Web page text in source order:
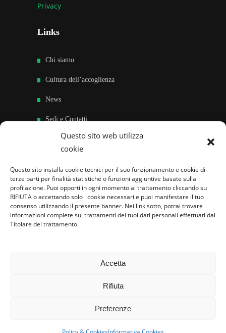
Questo sito web utilizza
cookie
Questo sito installa cookie tecnici per il suo funzionamento e cookie di
terze parti per finalità statistiche o funzioni aggiuntive basate sulla
profilazione. Puoi opporti in ogni momento al trattamento cliccando su
RIFIUTA o accettando solo i cookie necessari e puoi manifestare il tuo
consenso utilizzando il presente banner. Nei link sotto, potrai trovare
informazioni complete sui trattamenti dei tuoi dati personali effettuati dal
Titolare del trattamento
Accetta
Rifiuta
Preferenze
Privacy
Links
Chi siamo
Cultura dell’accoglienza
News
Sedi e Contatti
Sostieni
Famiglie per l’accoglienza nel mondo